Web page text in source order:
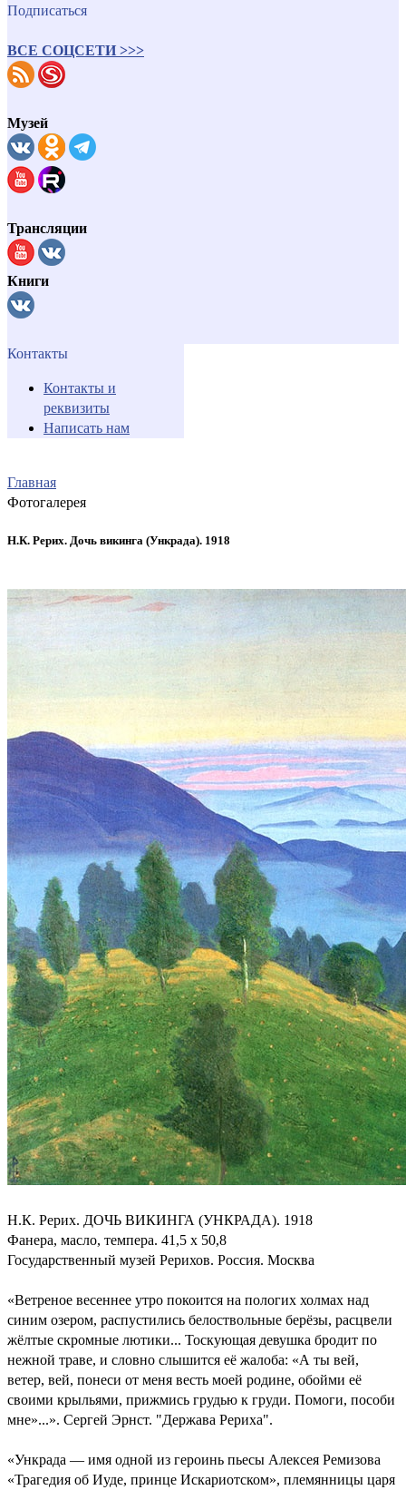
Подписаться
ВСЕ СОЦСЕТИ >>>
Музей
Трансляции
Книги
Контакты
Контакты и
реквизиты
Написать нам
Главная
Фотогалерея
Н.К. Рерих. Дочь викинга (Ункрада). 1918
Н.К. Рерих. ДОЧЬ ВИКИНГА (УНКРАДА). 1918
Фанера, масло, темпера. 41,5 х 50,8
Государственный музей Рерихов. Россия. Москва
«Ветреное весеннее утро покоится на пологих холмах над
синим озером, распустились белоствольные берёзы, расцвели
жёлтые скромные лютики... Тоскующая девушка бродит по
нежной траве, и словно слышится её жалоба: «А ты вей,
ветер, вей, понеси от меня весть моей родине, обойми её
своими крыльями, прижмись грудью к груди. Помоги, пособи
мне»...». Сергей Эрнст. "Держава Рериха".
«Ункрада — имя одной из героинь пьесы Алексея Ремизова
«Трагедия об Иуде, принце Искариотском», племянницы царя